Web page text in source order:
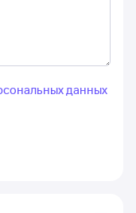
данных